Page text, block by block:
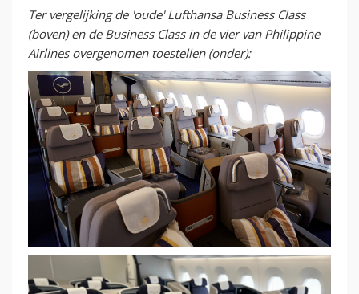
Ter vergelijking de 'oude' Lufthansa Business Class
(boven) en de Business Class in de vier van Philippine
Airlines overgenomen toestellen (onder):